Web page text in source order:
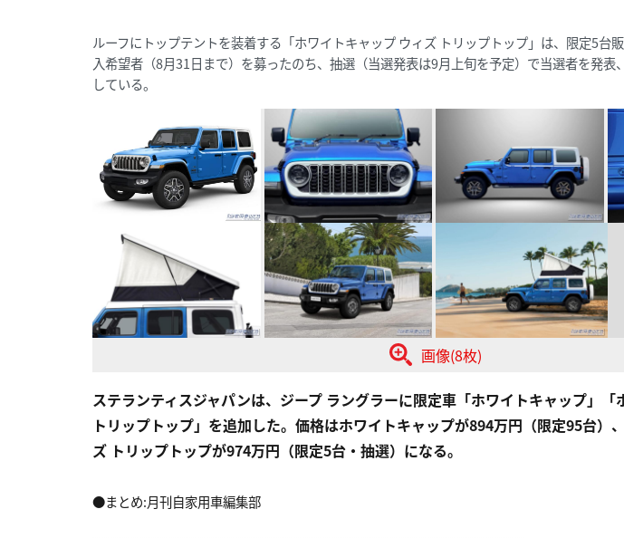
ルーフにトップテントを装着する「ホワイトキャップ ウィズ トリップトップ」は、限定5台
入希望者（8月31日まで）を募ったのち、抽選（当選発表は9月上旬を予定）で当選者を発表
している。
画像(8枚)
ステランティスジャパンは、ジープ ラングラーに限定車「ホワイトキャップ」「
トリップトップ」を追加した。価格はホワイトキャップが894万円（限定95台）
ズ トリップトップが974万円（限定5台・抽選）になる。
●まとめ:月刊自家用車編集部